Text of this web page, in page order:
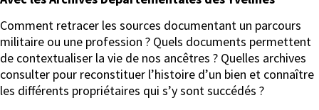
Comment retracer les sources documentant un parcours
militaire ou une profession ? Quels documents permettent
de contextualiser la vie de nos ancêtres ? Quelles archives
consulter pour reconstituer l’histoire d’un bien et connaître
les différents propriétaires qui s’y sont succédés ?